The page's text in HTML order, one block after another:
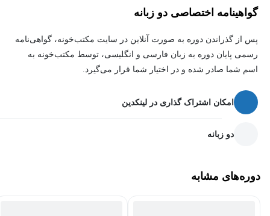
گواهینامه اختصاصی دو زبانه
پس از گذراندن دوره به صورت آنلاین در سایت مکتب‌خونه، گواهی‌نامه
رسمی پایان دوره به زبان فارسی و انگلیسی، توسط مکتب‌خونه به
اسم شما صادر شده و در اختیار شما قرار می‌گیرد.
امکان اشتراک گذاری در لینکدین
دو زبانه
دوره‌های مشابه